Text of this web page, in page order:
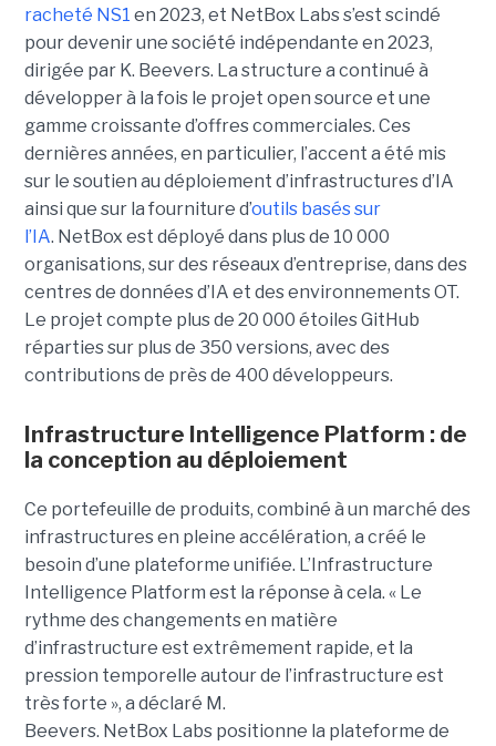
racheté NS1 en 2023, et NetBox Labs s’est scindé
pour devenir une société indépendante en 2023,
dirigée par K. Beevers. La structure a continué à
développer à la fois le projet open source et une
gamme croissante d’offres commerciales. Ces
dernières années, en particulier, l’accent a été mis
sur le soutien au déploiement d’infrastructures d’IA
ainsi que sur la fourniture d’outils basés sur
l’IA. NetBox est déployé dans plus de 10 000
organisations, sur des réseaux d’entreprise, dans des
centres de données d’IA et des environnements OT.
Le projet compte plus de 20 000 étoiles GitHub
réparties sur plus de 350 versions, avec des
contributions de près de 400 développeurs.
Infrastructure Intelligence Platform : de
la conception au déploiement
Ce portefeuille de produits, combiné à un marché des
infrastructures en pleine accélération, a créé le
besoin d’une plateforme unifiée. L’Infrastructure
Intelligence Platform est la réponse à cela. « Le
rythme des changements en matière
d’infrastructure est extrêmement rapide, et la
pression temporelle autour de l’infrastructure est
très forte », a déclaré M.
Beevers. NetBox Labs positionne la plateforme de